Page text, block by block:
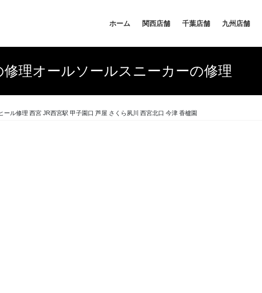
ホーム 関西店舗 千葉店舗 九州店舗
理オールソールスニーカーの修理
ル修理 西宮 JR西宮駅 甲子園口 芦屋 さくら夙川 西宮北口 今津 香櫨園